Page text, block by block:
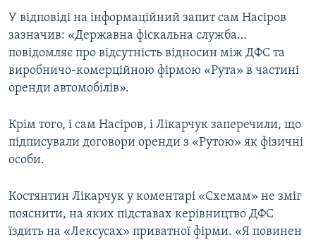
У відповіді на інформаційний запит сам Насіров
зазначив: «Державна фіскальна служба…
повідомляє про відсутність відносин між ДФС та
виробничо-комерційною фірмою «Рута» в частині
оренди автомобілів».
Крім того, і сам Насіров, і Лікарчук заперечили, що
підписували договори оренди з «Рутою» як фізичні
особи.
Костянтин Лікарчук у коментарі «Схемам» не зміг
пояснити, на яких підставах керівництво ДФС
їздить на «Лексусах» приватної фірми. «Я повинен